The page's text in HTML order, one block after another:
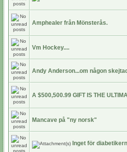
Amphealer från Mönsterås.
Vm Hockey....
Andy Anderson...om någon
A $500,500.99 GIFT IS THE
Mancave på "ny norsk"
Inget för